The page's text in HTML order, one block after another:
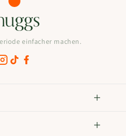
einfacher machen.